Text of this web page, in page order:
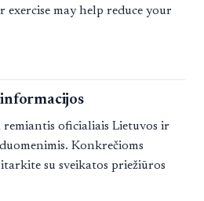
may help reduce your
oficialiais Lietuvos ir
Konkrečioms
su sveikatos priežiūros